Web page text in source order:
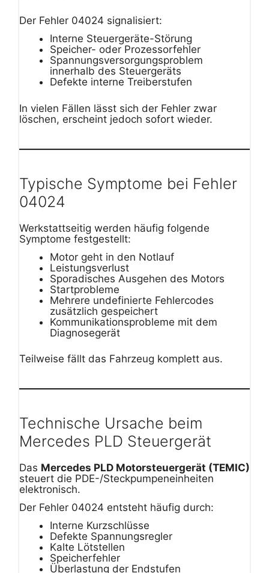
Der Fehler 04024 signalisiert:
Interne Steuergeräte-Störung
Speicher- oder Prozessorfehler
Spannungsversorgungsproblem
innerhalb des Steuergeräts
Defekte interne Treiberstufen
In vielen Fällen lässt sich der Fehler zwar
löschen, erscheint jedoch sofort wieder.
Typische Symptome bei Fehler
04024
Werkstattseitig werden häufig folgende
Symptome festgestellt:
Motor geht in den Notlauf
Leistungsverlust
Sporadisches Ausgehen des Motors
Startprobleme
Mehrere undefinierte Fehlercodes
zusätzlich gespeichert
Kommunikationsprobleme mit dem
Diagnosegerät
Teilweise fällt das Fahrzeug komplett aus.
Technische Ursache beim
Mercedes PLD Steuergerät
Das Mercedes PLD Motorsteuergerät (TEMIC)
steuert die PDE-/Steckpumpeneinheiten
elektronisch.
Der Fehler 04024 entsteht häufig durch:
Interne Kurzschlüsse
Defekte Spannungsregler
Kalte Lötstellen
Speicherfehler
Überlastung der Endstufen